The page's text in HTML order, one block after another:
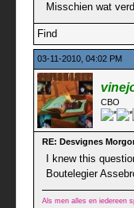
Misschien wat
Find
03-11-2010, 04:02 PM
CBO
RE: Desvignes
I knew this
Boutelegier
Als men alles en iedereen